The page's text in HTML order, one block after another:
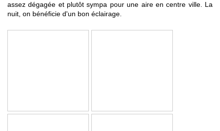
assez dégagée et plutôt sympa pour une aire en centre ville. La
nuit, on bénéficie d'un bon éclairage.